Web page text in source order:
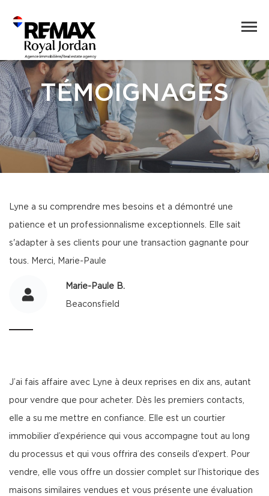
TÉMOIGNAGES
Lyne a su comprendre mes besoins et a démontré une
patience et un professionnalisme exceptionnels. Elle sait
s'adapter à ses clients pour une transaction gagnante pour
tous. Merci, Marie-Paule
Marie-Paule B.
Beaconsfield
J’ai fais affaire avec Lyne à deux reprises en dix ans, autant
pour vendre que pour acheter. Dès les premiers contacts,
elle a su me mettre en confiance. Elle est un courtier
immobilier d’expérience qui vous accompagne tout au long
du processus et qui vous offrira des conseils d’expert. Pour
vendre, elle vous offre un dossier complet sur l’historique des
maisons similaires vendues et vous présente une évaluation